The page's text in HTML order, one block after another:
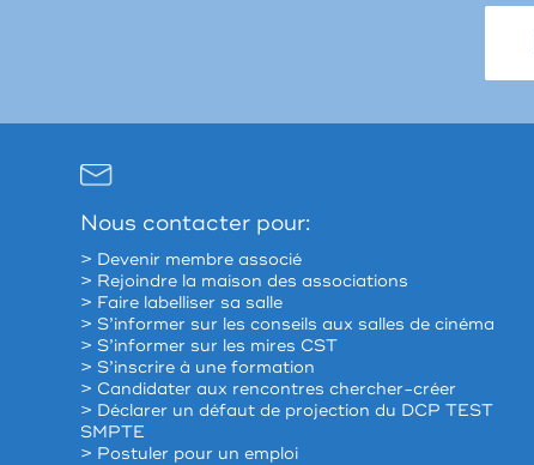
Nous contacter pour:
> Devenir membre associé
> Rejoindre la maison des associations
> Faire labelliser sa salle
> S’informer sur les conseils aux salles de cinéma
> S’informer sur les mires CST
> S’inscrire à une formation
> Candidater aux rencontres chercher-créer
> Déclarer un défaut de projection du DCP TEST
SMPTE
> Postuler pour un emploi